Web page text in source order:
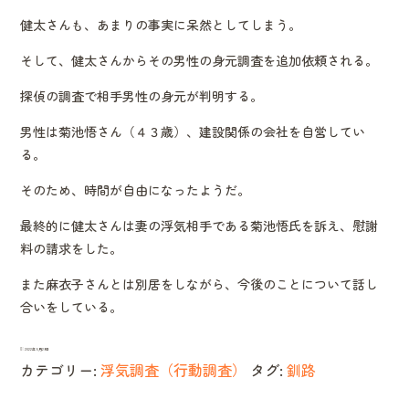
健太さんも、あまりの事実に呆然としてしまう。
そして、健太さんからその男性の身元調査を追加依頼される。
探偵の調査で相手男性の身元が判明する。
男性は菊池悟さん（４３歳）、建設関係の会社を自営してい
る。
そのため、時間が自由になったようだ。
最終的に健太さんは妻の浮気相手である菊池悟氏を訴え、慰謝
料の請求をした。
また麻衣子さんとは別居をしながら、今後のことについて話し
合いをしている。
2022年5月29日
カテゴリー:浮気調査（行動調査） タグ:釧路